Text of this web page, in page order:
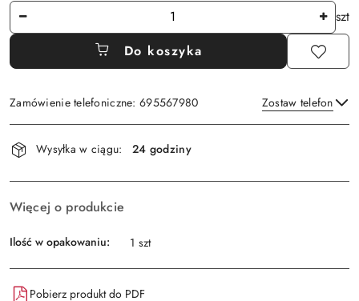
Ilość
szt
Do koszyka
Zamówienie telefoniczne: 695567980 Zostaw telefon
Dostępność
i
dostawa
Wysyłka w ciągu: 24 godziny
Więcej o produkcie
Ilość w opakowaniu: 1 szt
Pobierz produkt do PDF